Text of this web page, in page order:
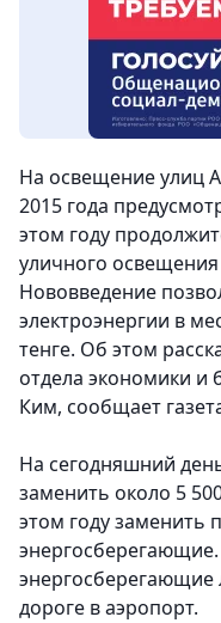
На освещение улиц
2015 года
этом году
уличного
Нововведение
электроэнергии в
тенге. Об этом
отдела экономики и
Ким, сообщает
На сегодняшний
заменить около 5
этом году заменить
энергосберегающие.
дороге в аэропорт.